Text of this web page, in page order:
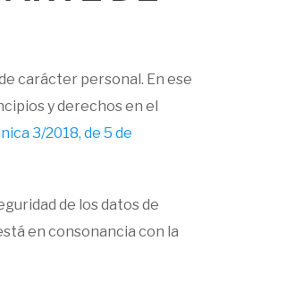
carácter personal. En ese
y derechos en el
3/2018, de 5 de
de los datos de
en consonancia con la